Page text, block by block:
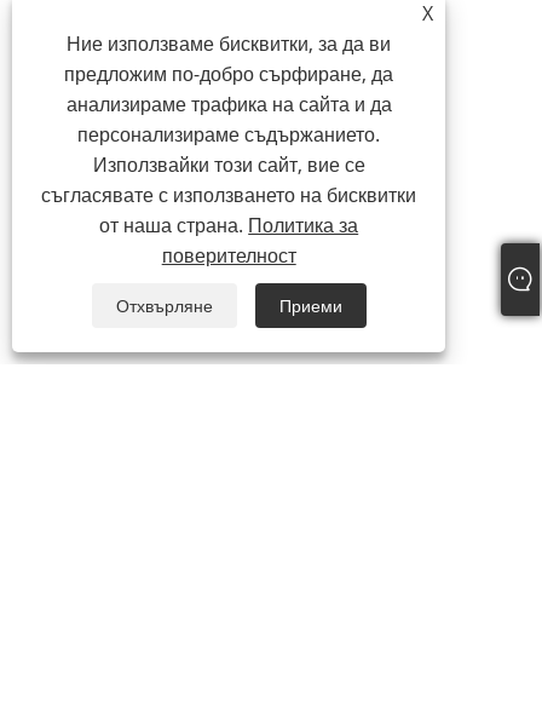
X
Ние използваме бисквитки, за да ви
предложим по-добро сърфиране, да
анализираме трафика на сайта и да
персонализираме съдържанието.
Използвайки този сайт, вие се
съгласявате с използването на бисквитки
от наша страна. Политика за
поверителност
Отхвърляне Приеми